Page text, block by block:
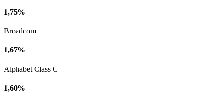
1,75%
Broadcom
1,67%
Alphabet Class C
1,60%